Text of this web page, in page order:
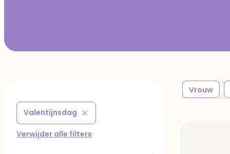
Valentijnsdag
Verwijder filter Gefilterd op Submoment: Valentijnsdag
Verwijder alle filters
Vrouw